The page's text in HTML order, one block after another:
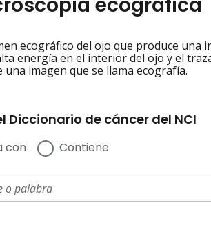
ecográfica
ecográfico del ojo que produce una
energía en el interior del ojo y el
una imagen que se llama ecografía.
Diccionario de cáncer del NCI
con Contiene